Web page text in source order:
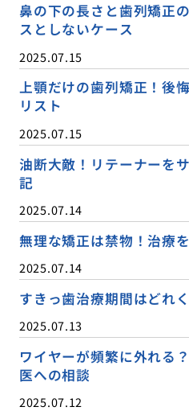
鼻の下の長さと歯列矯正
スとしないケース
2025.07.15
上顎だけの歯列矯正！後
リスト
2025.07.15
油断大敵！リテーナーを
記
2025.07.14
無理な矯正は禁物！治療
2025.07.14
すきっ歯治療期間はどれ
2025.07.13
ワイヤーが頻繁に外れる
医への相談
2025.07.12